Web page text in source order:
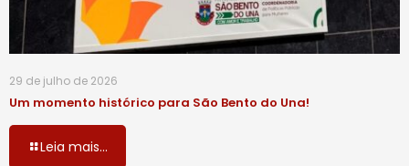
29 de julho de 2026
Um momento histórico para São Bento do Una!
Leia mais...